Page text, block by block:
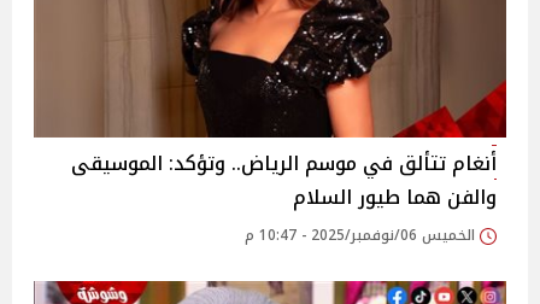
أنغام تتألق في موسم الرياض.. وتؤكد: الموسيقى
والفن هما طيور السلام
الخميس 06/نوفمبر/2025 - 10:47 م